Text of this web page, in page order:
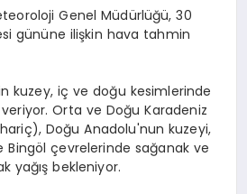
Genel Müdürlüğü, 30
gününe ilişkin hava tahmin
kuzey, iç ve doğu kesimlerinde
Orta ve Doğu Karadeniz
Doğu Anadolu'nun kuzeyi,
Bingöl çevrelerinde sağanak ve
yağış bekleniyor.